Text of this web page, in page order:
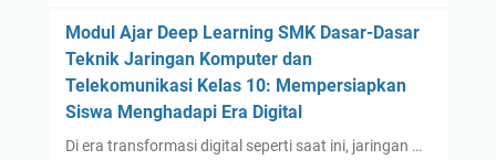
Modul Ajar Deep Learning SMK Dasar-Dasar
Teknik Jaringan Komputer dan
Telekomunikasi Kelas 10: Mempersiapkan
Siswa Menghadapi Era Digital
Di era transformasi digital seperti saat ini, jaringan …